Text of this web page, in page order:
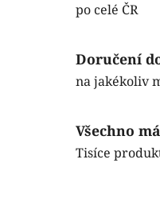
po celé ČR
Doručení
na jakékoliv
Všechno
Tisíce